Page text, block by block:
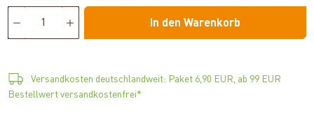
In den Warenkorb
Versandkosten deutschlandweit: Paket 6,90 EUR, ab 99 EUR
Bestellwert versandkostenfrei*